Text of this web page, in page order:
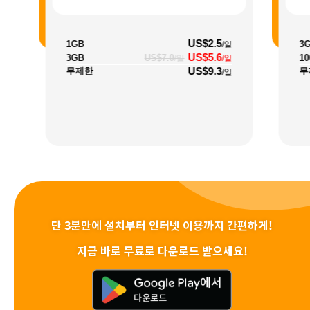
1GB US$2.5/일
3GB US$7.0/일 US$5.6/일
무제한 US$9.3/일
단 3분만에 설치부터 인터넷 이용까지 간편하게!
지금 바로 무료로 다운로드 받으세요!